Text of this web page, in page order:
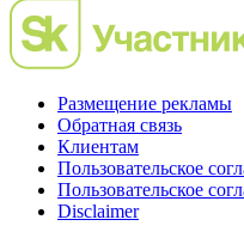
Размещение рекламы
Обратная связь